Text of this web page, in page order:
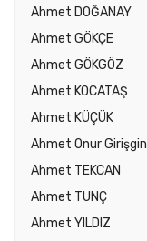
Ahmet DOĞANAY
Ahmet GÖKÇE
Ahmet GÖKGÖZ
Ahmet KOCATAŞ
Ahmet KÜÇÜK
Ahmet Onur Girişgin
Ahmet TEKCAN
Ahmet TUNÇ
Ahmet YILDIZ